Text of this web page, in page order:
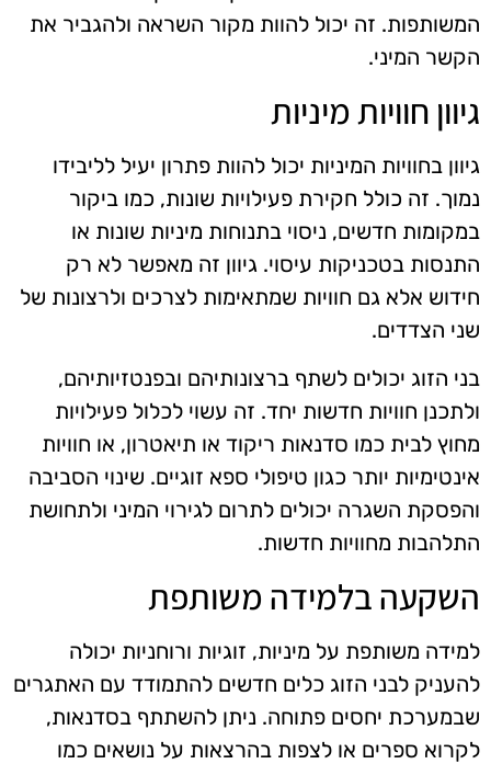
המשותפות. זה יכול להוות מקור השראה ולהגביר את
הקשר המיני.
גיוון חוויות מיניות
גיוון בחוויות המיניות יכול להוות פתרון יעיל לליבידו
נמוך. זה כולל חקירת פעילויות שונות, כמו ביקור
במקומות חדשים, ניסוי בתנוחות מיניות שונות או
התנסות בטכניקות עיסוי. גיוון זה מאפשר לא רק
חידוש אלא גם חוויות שמתאימות לצרכים ולרצונות של
שני הצדדים.
בני הזוג יכולים לשתף ברצונותיהם ובפנטזיותיהם,
ולתכנן חוויות חדשות יחד. זה עשוי לכלול פעילויות
מחוץ לבית כמו סדנאות ריקוד או תיאטרון, או חוויות
אינטימיות יותר כגון טיפולי ספא זוגיים. שינוי הסביבה
והפסקת השגרה יכולים לתרום לגירוי המיני ולתחושת
התלהבות מחוויות חדשות.
השקעה בלמידה משותפת
למידה משותפת על מיניות, זוגיות ורוחניות יכולה
להעניק לבני הזוג כלים חדשים להתמודד עם האתגרים
שבמערכת יחסים פתוחה. ניתן להשתתף בסדנאות,
לקרוא ספרים או לצפות בהרצאות על נושאים כמו